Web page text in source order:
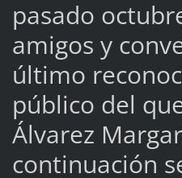
pasado
amigos y
último
público del
Álvarez
continuación